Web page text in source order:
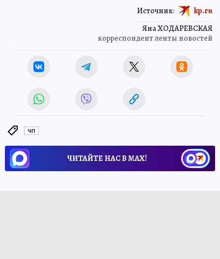
Яна ХОДАРЕВСКАЯ
корреспондент ленты новостей
Источник: kp.ru
ЧП
ЧИТАЙТЕ НАС В МАХ!